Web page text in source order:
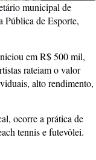
municipal de
Pública de Esporte,
em R$ 500 mil,
rateiam o valor
alto rendimento,
ocorre a prática de
tennis e futevôlei.